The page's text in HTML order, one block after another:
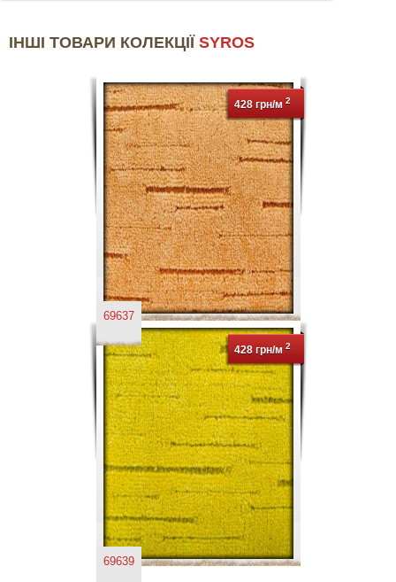
ІНШІ ТОВАРИ КОЛЕКЦІЇ SYROS
428 грн/м 2
69637
428 грн/м 2
69639